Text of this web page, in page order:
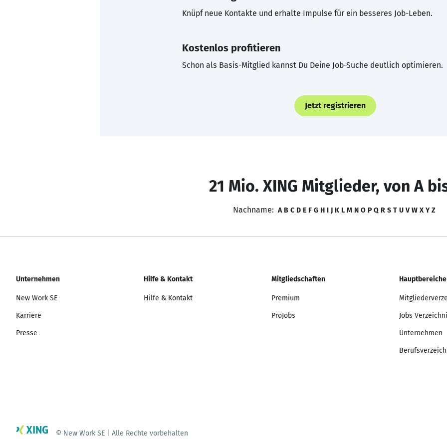
Knüpf neue Kontakte und erhalte Impulse für ein besseres Job-Leben.
Kostenlos profitieren
Schon als Basis-Mitglied kannst Du Deine Job-Suche deutlich optimieren.
Jetzt registrieren
21 Mio. XING Mitglieder, von A
Nachname: A B C D E F G H I J K L M N O P Q R S T U V W X Y Z
Unternehmen
New Work SE
Karriere
Presse
Hilfe & Kontakt
Hilfe & Kontakt
Mitgliedschaften
Premium
ProJobs
Hauptbereiche
Jobs
Unternehmen
© New Work SE | Alle Rechte vorbehalten